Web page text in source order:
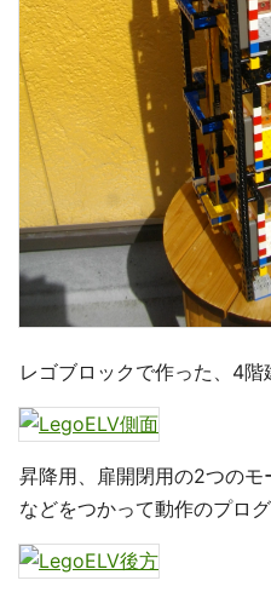
レゴブロックで作った、4階
昇降用、扉開閉用の2つの
などをつかって動作のプロ